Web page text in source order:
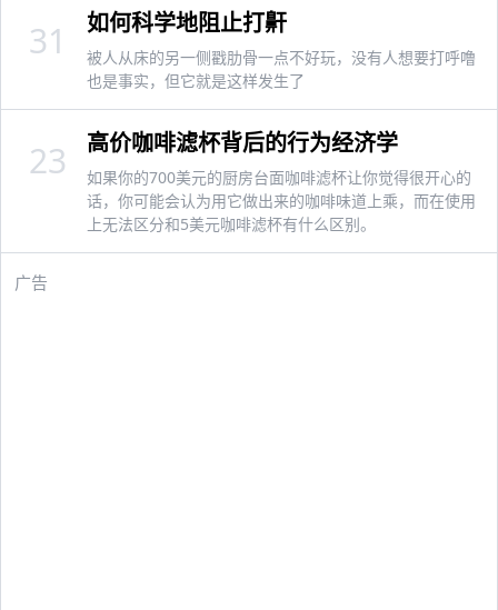
如何科学地阻止打鼾
被人从床的另一侧戳肋骨一点不好玩，没有人想要打呼噜
也是事实，但它就是这样发生了
31
高价咖啡滤杯背后的行为经济学
如果你的700美元的厨房台面咖啡滤杯让你觉得很开心的
话，你可能会认为用它做出来的咖啡味道上乘，而在使用
上无法区分和5美元咖啡滤杯有什么区别。
23
广告